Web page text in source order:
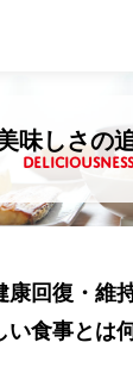
味しさの
DELICIOUSNESS
康回復・維
い食事とは